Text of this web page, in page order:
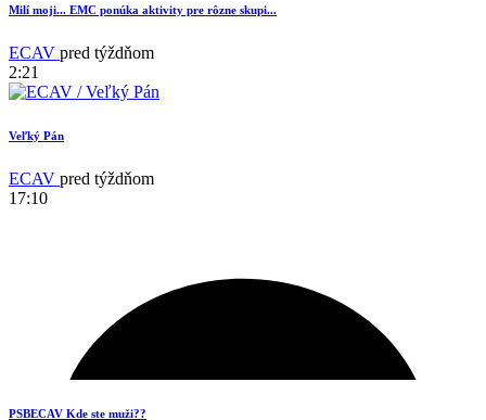
Milí moji... EMC ponúka aktivity pre rôzne skupi...
ECAV pred týždňom
2:21
Veľký Pán
ECAV pred týždňom
17:10
PSBECAV Kde ste muži??